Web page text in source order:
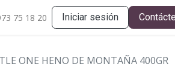
75 18 20 Iniciar sesión
ONE HENO DE MONTAÑA 400GR